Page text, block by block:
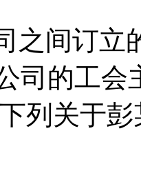
之间订立
司的工会
列关于